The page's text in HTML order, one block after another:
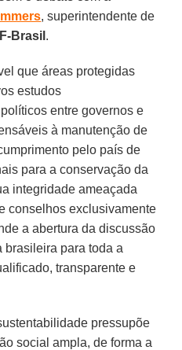
, superintendente de
Brasil .
que áreas protegidas
estudos
entre governos e
à manutenção de
pelo país de
para a conservação da
integridade ameaçada
conselhos exclusivamente
a abertura da discussão
brasileira para toda a
transparente e
pressupõe
social ampla, de forma a